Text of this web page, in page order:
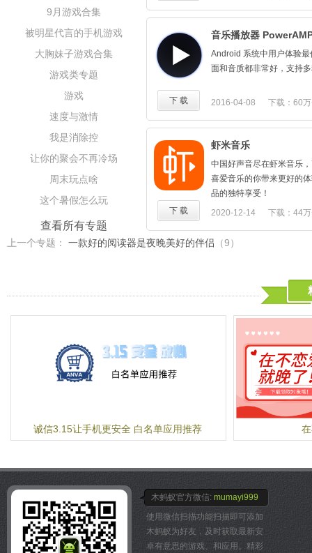
9月游戏合集
被明星代言的手机游戏
大胸妹子游戏合集
游戏类专题
游戏
速度与激情
我是消除控
让你的聚会不再冷场
周末玩点啥
这个暑假怎么玩
查看所有专题
词、拼音、语音多种搜索
音乐播放器
Android 系统中用户体验
面和音质都非常好，支持
2016-04-08 下载：60
下 载
虾米音乐
中国好声音尽在虾米音乐
喜爱音乐的你带来更好的
品的独特享受！
2020-12-14
下载：44
下 载
上一个专题： 一款好的阅读器是夜晚美好的伴侣 （9）
诚信3.15让手机更安全 白名单应用推荐
木蚂蚁官方微信: mumayi999
使用微信扫描功能扫描即可添加
木蚂蚁为好友，及时获取最新安
卓有意思的游戏、和应用。精彩